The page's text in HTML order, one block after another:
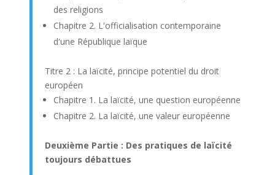
des religions
Chapitre 2. L'officialisation contemporaine
d'une République laïque
Titre 2 : La laïcité, principe potentiel du droit
européen
Chapitre 1. La laïcité, une question européenne
Chapitre 2. La laïcité, une valeur européenne
Deuxième Partie : Des pratiques de laïcité
toujours débattues